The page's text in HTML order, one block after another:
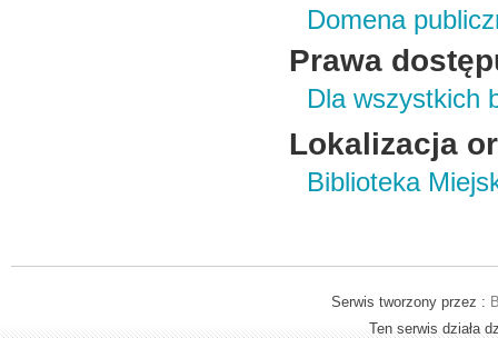
Domena
Prawa
Dla wszystkich
Lokalizacja
Biblioteka
Serwis tworzony przez :
Ten serwis działa